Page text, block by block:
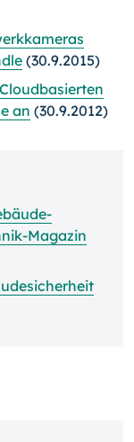
(30.9.2015)
an (30.9.2012)
Magazin